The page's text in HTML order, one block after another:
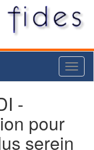
-
pour
serein